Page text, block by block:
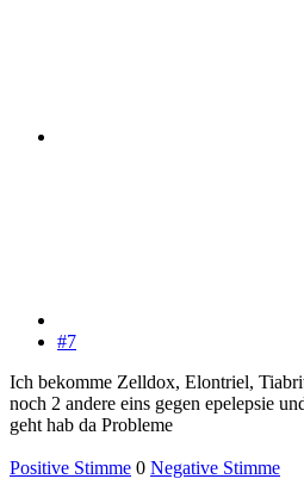
#7
Ich bekomme Zelldox, Elontriel,
noch 2 andere eins gegen epelepsie
geht hab da Probleme
Positive Stimme 0 Negative Stimme